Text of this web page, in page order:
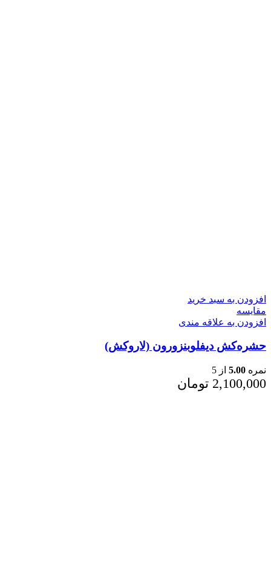
افزودن به سبد خرید
مقایسه
افزودن به علاقه مندی
حشره‌کش دیفلوبنزورون (لاروکش)
نمره 5.00 از 5
2,100,000 تومان